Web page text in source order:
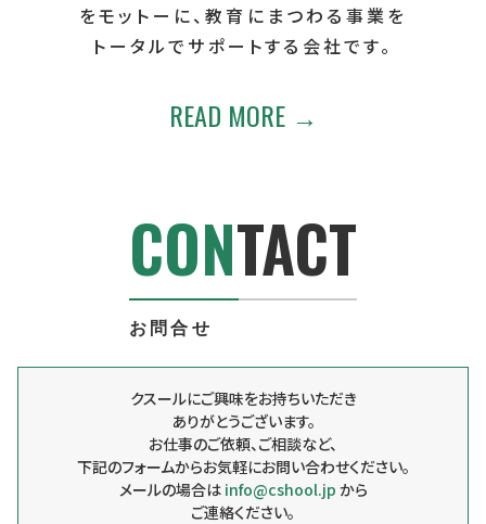
をモットーに、教育にまつわる事業を
トータルでサポートする会社です。
READ MORE →
CONTACT
お問合せ
クスールにご興味をお持ちいただき
ありがとうございます。
お仕事のご依頼、ご相談など、
下記のフォームからお気軽にお問い合わせください。
メールの場合は info@cshool.jp から
ご連絡ください。